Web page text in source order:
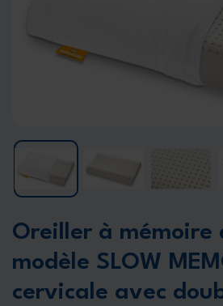
Oreiller à mémoire
modèle SLOW
cervicale avec